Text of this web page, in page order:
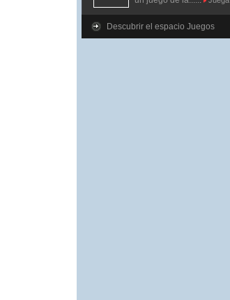
Descubrir el espacio Juegos